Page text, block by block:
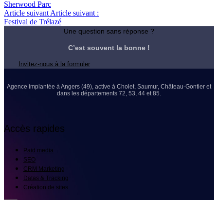
Sherwood Parc
Article suivant Article suivant :
Festival de Trélazé
Une question sans réponse ?
C’est souvent la bonne !
Invitez-nous à la formuler
Agence implantée à Angers (49), active à Cholet, Saumur, Château-Gontier et
dans les départements 72, 53, 44 et 85.
Accès rapides
Paid media
SEO
CRM Marketing
Datas & Tracking
Création de sites